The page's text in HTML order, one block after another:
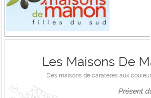
Les Maisons De
Des maisons de caratères aux
Présent